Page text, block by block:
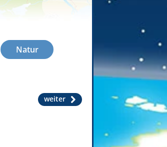
Natur
weiter